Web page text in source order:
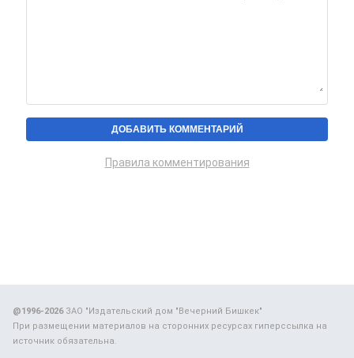
Правила комментирования
@1996-2026ЗАО "Издательский дом "Вечерний Бишкек"
При размещении материалов на сторонних ресурсах гиперссылка на
источник обязательна.